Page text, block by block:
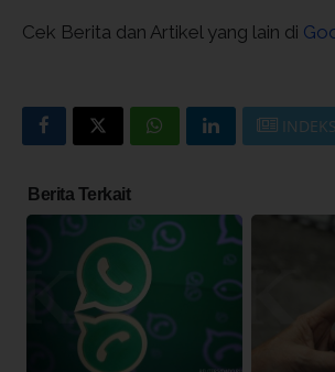
Cek Berita dan Artikel yang lain di
Berita Terkait